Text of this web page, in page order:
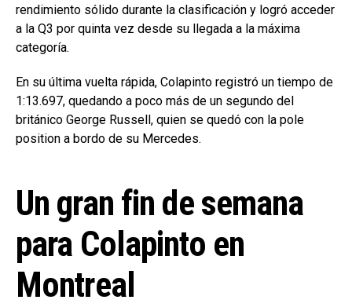
rendimiento sólido durante la clasificación y logró acceder
a la Q3 por quinta vez desde su llegada a la máxima
categoría.
En su última vuelta rápida, Colapinto registró un tiempo de
1:13.697, quedando a poco más de un segundo del
británico George Russell, quien se quedó con la pole
position a bordo de su Mercedes.
Un gran fin de semana
para Colapinto en
Montreal